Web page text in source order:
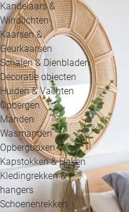
Kandelaars &
Windlichten
Kaarsen &
Geurkaarsen
Schalen & Dienbladen
Decoratie objecten
Huiden & Vachten
Opbergen
Manden
Wasmanden
Opbergboxen
Kapstokken & Haken
Kledingrekken & -
hangers
Schoenenrekken